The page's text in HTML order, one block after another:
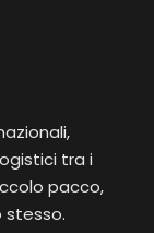
tra i
pacco,
stesso.